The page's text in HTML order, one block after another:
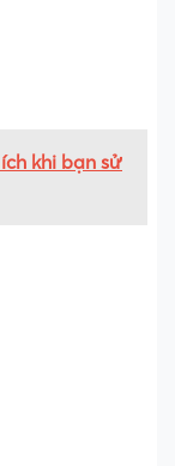
khi bạn sử